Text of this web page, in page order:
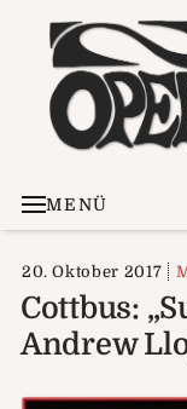
MENÜ
20. Oktober 2017
Cottbus:
Andrew